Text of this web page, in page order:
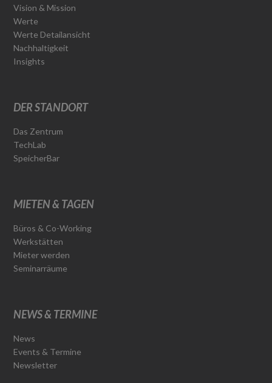
Vision & Mission
Werte
Werte Detailansicht
Nachhaltigkeit
Insights
DER STANDORT
Das Zentrum
TechLab
SpeicherBar
MIETEN & TAGEN
Büros & Co-Working
Werkstätten
Mieter werden
Seminarräume
NEWS & TERMINE
News
Events & Termine
Newsletter